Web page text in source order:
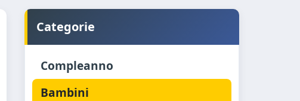
Categorie
Compleanno
Bambini